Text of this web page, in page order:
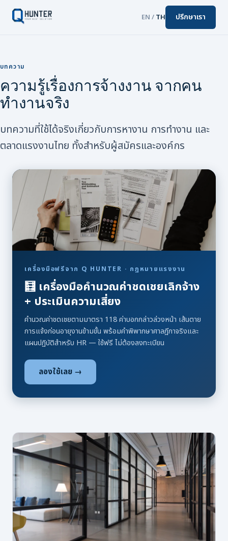
EN / TH ปรึกษาเรา
บทความ
ความรู้เรื่องการจ้างงาน จากคน
ทำงานจริง
บทความที่ใช้ได้จริงเกี่ยวกับการหางาน การทำงาน และ
ตลาดแรงงานไทย ทั้งสำหรับผู้สมัครและองค์กร
เครื่องมือฟรีจาก Q HUNTER · กฎหมายแรงงาน
🧮 เครื่องมือคำนวณค่าชดเชยเลิกจ้าง
+ ประเมินความเสี่ยง
คำนวณค่าชดเชยตามมาตรา 118 ค่าบอกกล่าวล่วงหน้า เส้นตาย
การแจ้งก่อนอายุงานข้ามขั้น พร้อมคำพิพากษาศาลฎีกาจริงและ
แผนปฏิบัติสำหรับ HR — ใช้ฟรี ไม่ต้องลงทะเบียน
ลองใช้เลย →